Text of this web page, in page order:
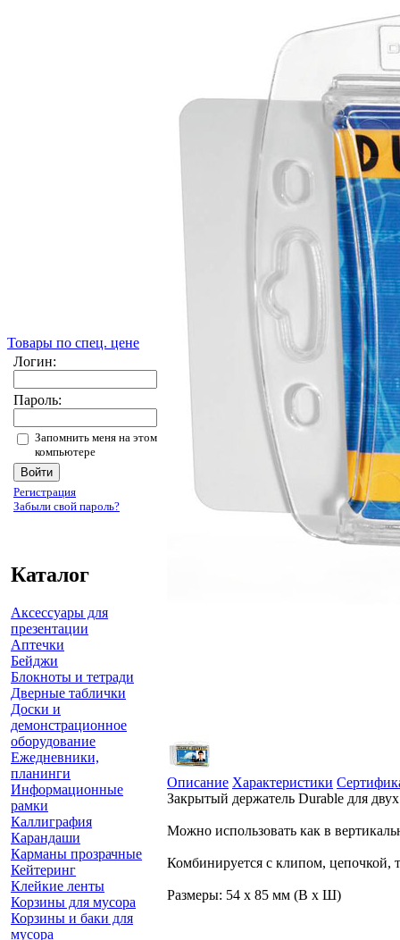
Товары по спец. цене
Логин:
Пароль:
Запомнить меня на этом
компьютере
Регистрация
Забыли свой пароль?
Каталог
Аксессуары для
презентации
Аптечки
Бейджи
Блокноты и тетради
Дверные таблички
Доски и
демонстрационное
оборудование
Ежедневники,
планинги
Информационные
рамки
Каллиграфия
Карандаши
Карманы прозрачные
Кейтеринг
Клейкие ленты
Корзины для мусора
Корзины и баки для
мусора
Описание Характеристики
Закрытый держатель Durable для
Можно использовать как в
Комбинируется с клипом, цепочкой,
Размеры: 54 x 85 мм (В x Ш)